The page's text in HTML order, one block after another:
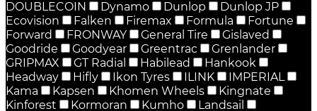
DOUBLECOIN
Dynamo Dunlop
Dunlop JP
Ecovision
Falken Firemax Formula
Fortune
Forward
FRONWAY General Tire
Gislaved
Goodride
Goodyear Greentrac
Grenlander
GRIPMAX
GT Radial Habilead
Hankook
Headway
Hifly Ikon Tyres ILINK
IMPERIAL
Kama
Kapsen Khomen Wheels
Kingnate
Kinforest
Kormoran Kumho
Landsail